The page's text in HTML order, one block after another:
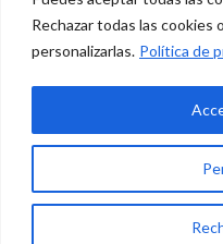
Rechazar todas las cookies o
personalizarlas. Política de
© 2026
Aviso legal
Política de